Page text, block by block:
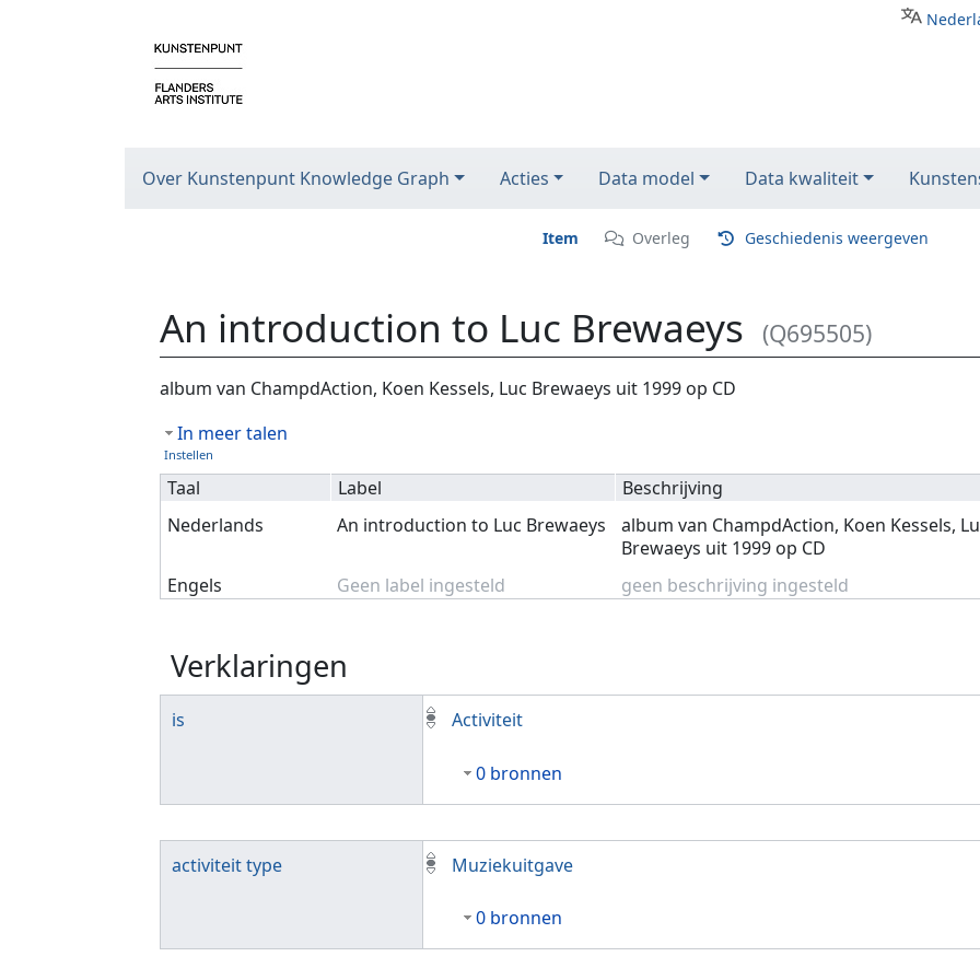
Over Kunstenpunt Knowledge Graph Acties Data model Data kwaliteit
Item Overleg Geschiedenis weergeven
An introduction to Luc Brewaeys (Q695505)
Ga naar:navigatie,zoeken
album van ChampdAction, Koen Kessels, Luc Brewaeys uit 1999 op CD
In meer talen
Instellen
Taal Label
Beschrijving
Nederlands
An introduction to Luc Brewaeys
album van ChampdAction, Koen Kessels,
Brewaeys uit 1999 op CD
Engels
Geen label ingesteld geen beschrijving ingesteld
Verklaringen
is Activiteit
0 bronnen
activiteit type Muziekuitgave
0 bronnen